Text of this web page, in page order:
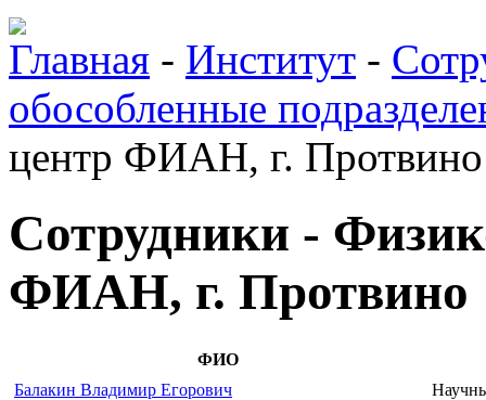
Главная - Институт -
обособленные
центр ФИАН, г. Протвино
Сотрудники -
ФИАН, г. Протвино
ФИО
Балакин Владимир Егорович